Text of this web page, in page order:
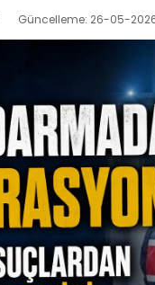
Güncelleme: 26-05-2026